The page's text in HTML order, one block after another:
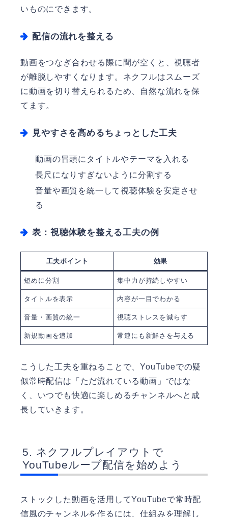
いものにできます。
配信の流れを整える
動画をつなぎ合わせる際に間が空くと、視聴者
が離脱しやすくなります。ネクフルはスムーズ
に動画を切り替えられるため、自然な流れを保
てます。
見やすさを高めるちょっとした工夫
動画の冒頭にタイトルやテーマを入れる
長尺になりすぎないように分割する
音量や画質を統一して視聴体験を安定させ
る
表：視聴体験を整える工夫の例
工夫ポイント 効果
短めに分割 集中力が持続しやすい
タイトルを表示 内容が一目でわかる
音量・画質の統一 視聴ストレスを減らす
新規動画を追加 常連にも新鮮さを与える
こうした工夫を重ねることで、YouTubeでの疑
似常時配信は「ただ流れている動画」ではな
く、いつでも快適に楽しめるチャンネルへと成
長していきます。
ネクフルプレイアウトで
YouTubeループ配信を始めよう
ストックした動画を活用してYouTubeで常時配
信風のチャンネルを作るには、仕組みを理解し